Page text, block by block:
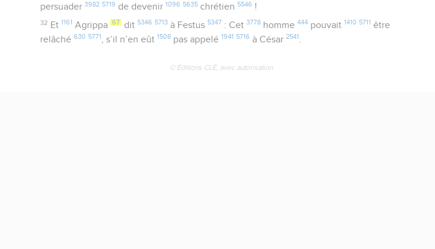
persuader3982 5719 de devenir1096 5635 chrétien 5546 !
32 Et 1161 Agrippa 67 dit 5346 5713à Festus 5347 : Cet 3778homme 444pouvait 1410 5711 être
relâché630 5771 , s’il n’en eût 1508 pas appelé 1941 5716 à César2541 .
© Éditions CLÉ, avec autorisation